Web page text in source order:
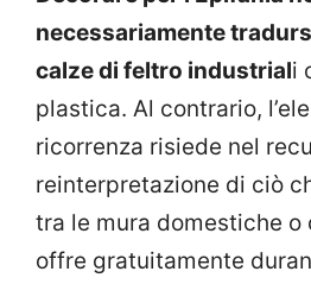
necessariamente
calze di feltro industriali
plastica. Al contrario,
ricorrenza risiede nel
reinterpretazione di ciò
tra le mura domestiche o
offre gratuitamente